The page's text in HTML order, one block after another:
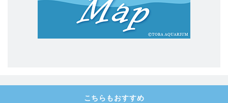
こちらもおすすめ